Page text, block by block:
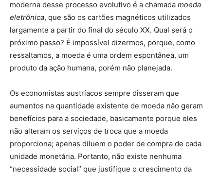
moderna desse processo evolutivo é a chamada moeda
eletrônica, que são os cartões magnéticos utilizados
largamente a partir do final do século XX. Qual será o
próximo passo? É impossível dizermos, porque, como
ressaltamos, a moeda é uma ordem espontânea, um
produto da ação humana, porém não planejada.
Os economistas austríacos sempre disseram que
aumentos na quantidade existente de moeda não geram
benefícios para a sociedade, basicamente porque eles
não alteram os serviços de troca que a moeda
proporciona; apenas diluem o poder de compra de cada
unidade monetária. Portanto, não existe nenhuma
“necessidade social” que justifique o crescimento da